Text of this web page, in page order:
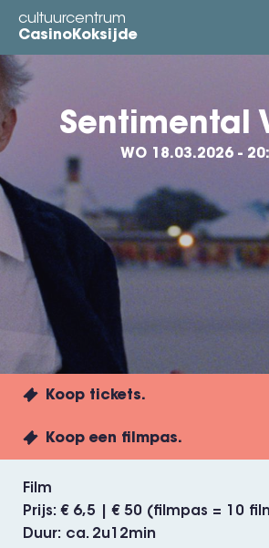
Overslaan
naar
de
inhoud
gaan
cultuurcentrum
CasinoKoksijde
Sentimental
WO 18.03.2026 -
Koop tickets.
Koop een filmpas.
Film
Prijs
€ 6,5 | € 50 (filmpas = 10
Duur
ca. 2u12min